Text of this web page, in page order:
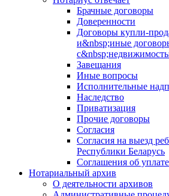
Брачные договоры
Доверенности
Договоры купли-
и&nbsp;иные
Завещания
Иные вопросы
Исполнительные
Наследство
Приватизация
Прочие договоры
Согласия
Согласия на выезд
Республики Беларусь
Соглашения об
Нотариальный архив
О деятельности архивов